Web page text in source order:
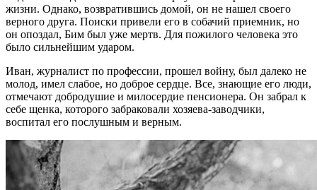
жизни. Однако, возвратившись домой, он не нашел своего
верного друга. Поиски привели его в собачий приемник, но
он опоздал, Бим был уже мертв. Для пожилого человека это
было сильнейшим ударом.
Иван, журналист по профессии, прошел войну, был далеко не
молод, имел слабое, но доброе сердце. Все, знающие его люди,
отмечают добродушие и милосердие пенсионера. Он забрал к
себе щенка, которого забраковали хозяева-заводчики,
воспитал его послушным и верным.